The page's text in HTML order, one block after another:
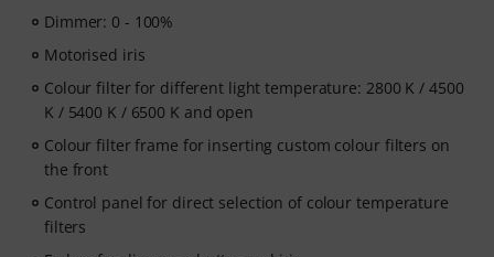
Dimmer: 0 - 100%
Motorised iris
Colour filter for different light temperature: 2800 K / 4500
K / 5400 K / 6500 K and open
Colour filter frame for inserting custom colour filters on
the front
Control panel for direct selection of colour temperature
filters